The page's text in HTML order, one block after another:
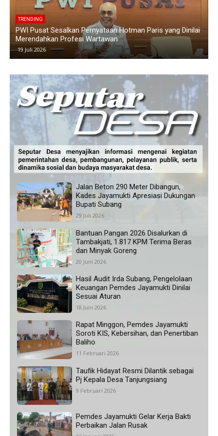
TRENDING
Polemik Siswa Tidak Naik Kelas di SMAN 1 Blanakan
Memanas, Wali Murid Tuding Sekolah Tidak Transparan
24 Juni 2026
Jalan Beton 290 Meter Dibangun,
Kades Jayamukti Apresiasi Dukungan
Bupati Subang
29 Juli 2026
Bantuan Pangan 2026 Disalurkan di
Tambakjati, 1.817 KPM Terima Beras
dan Minyak Goreng
20 Juni 2026
Hasil Audit Irda Subang, Pengelolaan
Keuangan Pemdes Jayamukti Dinilai
Sesuai Aturan
18 Juni 2026
Rapat Minggon, Pemdes Jayamukti
Soroti KIS, Kebersihan, dan Penertiban
Baliho
11 Februari 2026
Taufik Hidayat Resmi Dilantik sebagai
Pj Kepala Desa Tanjungsiang
9 Februari 2026
Pemdes Jayamukti Gelar Kerja Bakti
Perbaikan Jalan Rusak